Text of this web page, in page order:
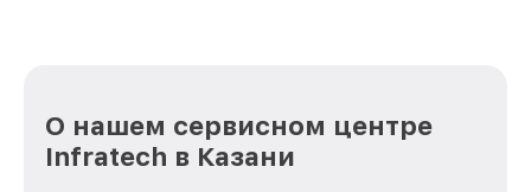
О нашем сервисном центре
Infratech в Казани